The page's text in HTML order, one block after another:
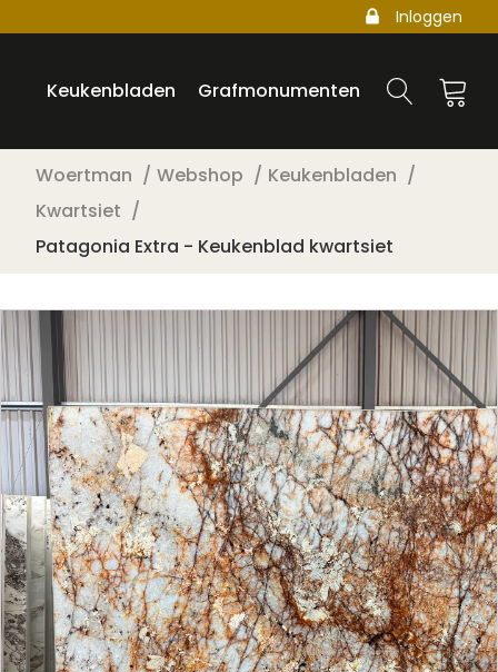
Inloggen
Keukenbladen Grafmonumenten
Woertman Webshop
Keukenbladen
Kwartsiet
Patagonia Extra - Keukenblad kwartsiet